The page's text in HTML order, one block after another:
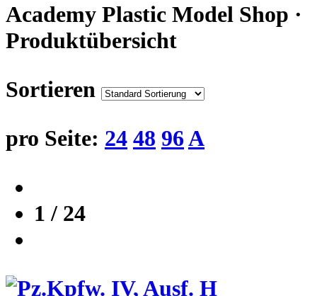
Academy Plastic Model Shop ·
Produktübersicht
Sortieren
pro Seite: 24 48 96A
1 / 24